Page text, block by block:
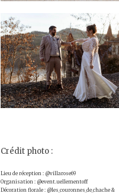
Crédit photo :
Lieu de réception : @villarose69
Organisation : @event.uellementoff
Décoration florale : @les_couronnes_de_chache &